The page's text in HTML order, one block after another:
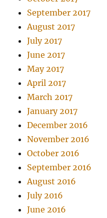
September 2017
August 2017
July 2017
June 2017
May 2017
April 2017
March 2017
January 2017
December 2016
November 2016
October 2016
September 2016
August 2016
July 2016
June 2016